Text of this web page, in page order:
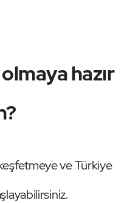
hazır
ve Türkiye